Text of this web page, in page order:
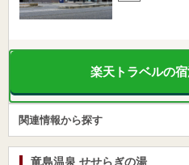
楽天トラベルの
関連情報から探す
竜島温泉 せせらぎの湯